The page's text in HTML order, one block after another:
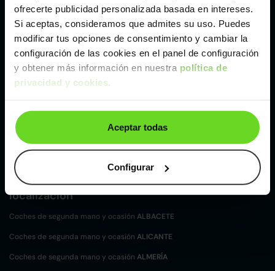
ofrecerte publicidad personalizada basada en intereses.
Si aceptas, consideramos que admites su uso. Puedes
modificar tus opciones de consentimiento y cambiar la
configuración de las cookies en el panel de configuración
y obtener más información en nuestra política de
privacidad y cookies.
Aceptar todas
Configurar
Málaga
Valencia
Zaragoza
Ver Renault Kadjar de segunda mano y ocasión
Renault Kadjar de segunda mano y ocasión
Coches desegunda mano y ocasión por
localización
Coches de segunda mano y ocasión ALBACETE
Coches de segunda mano y ocasión ALICANTE
Coches de segunda mano y ocasión ALMERÍA